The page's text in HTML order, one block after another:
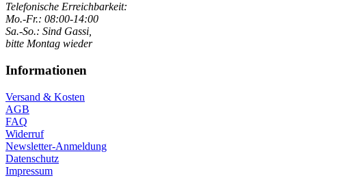
Telefonische Erreichbarkeit:
Mo.-Fr.: 08:00-14:00
Sa.-So.: Sind Gassi,
bitte Montag wieder
Informationen
Versand & Kosten
AGB
FAQ
Widerruf
Newsletter-Anmeldung
Datenschutz
Impressum